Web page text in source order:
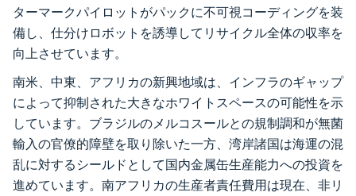
ターマークパイロットがパックに不可視コーディングを装
備し、仕分けロボットを誘導してリサイクル全体の収率を
向上させています。
南米、中東、アフリカの新興地域は、インフラのギャップ
によって抑制された大きなホワイトスペースの可能性を示
しています。ブラジルのメルコスールとの規制調和が無菌
輸入の官僚的障壁を取り除いた一方、湾岸諸国は海運の混
乱に対するシールドとして国内金属缶生産能力への投資を
進めています。南アフリカの生産者責任費用は現在、非リ